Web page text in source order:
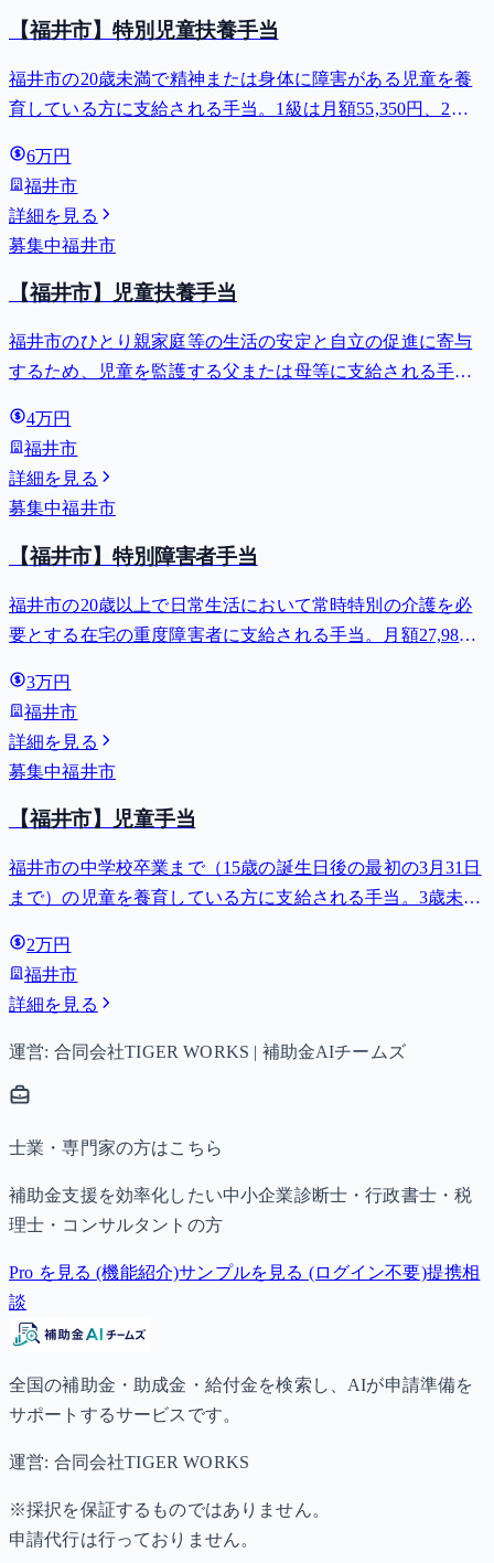
【福井市】特別児童扶養手当
福井市の20歳未満で精神または身体に障害がある児童を養
育している方に支給される手当。1級は月額55,350円、2級
6万円
福井市
詳細を見る
募集中福井市
【福井市】児童扶養手当
福井市のひとり親家庭等の生活の安定と自立の促進に寄与
するため、児童を監護する父または母等に支給される手
4万円
福井市
詳細を見る
募集中福井市
【福井市】特別障害者手当
福井市の20歳以上で日常生活において常時特別の介護を必
要とする在宅の重度障害者に支給される手当。月額27,980
3万円
福井市
詳細を見る
募集中福井市
【福井市】児童手当
福井市の中学校卒業まで（15歳の誕生日後の最初の3月31日
まで）の児童を養育している方に支給される手当。3歳未満
子以降は15,000円）、中学生は月額10,000円。
2万円
福井市
詳細を見る
運営: 合同会社TIGER WORKS | 補助金AIチームズ
士業・専門家の方はこちら
補助金支援を効率化したい中小企業診断士・行政書士・税
理士・コンサルタントの方
Pro を見る (機能紹介)サンプルを見る (ログイン不要)提携相
談
全国の補助金・助成金・給付金を検索し、AIが申請準備を
サポートするサービスです。
運営: 合同会社TIGER WORKS
※採択を保証するものではありません。
申請代行は行っておりません。